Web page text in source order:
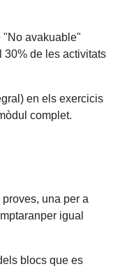
"No avakuable"
30% de les activitats
en els exercicis
complet.
una per a
igual
blocs que es